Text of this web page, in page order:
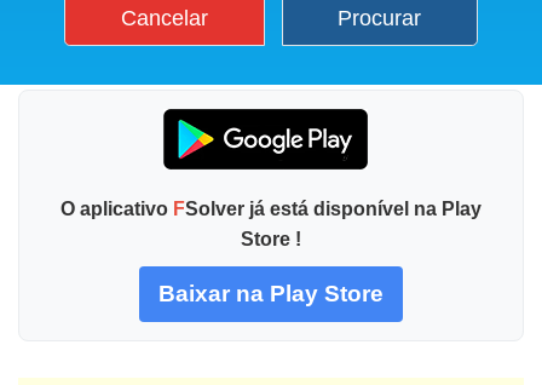
Cancelar Procurar
O aplicativo FSolver já está disponível na Play
Store !
Baixar na Play Store